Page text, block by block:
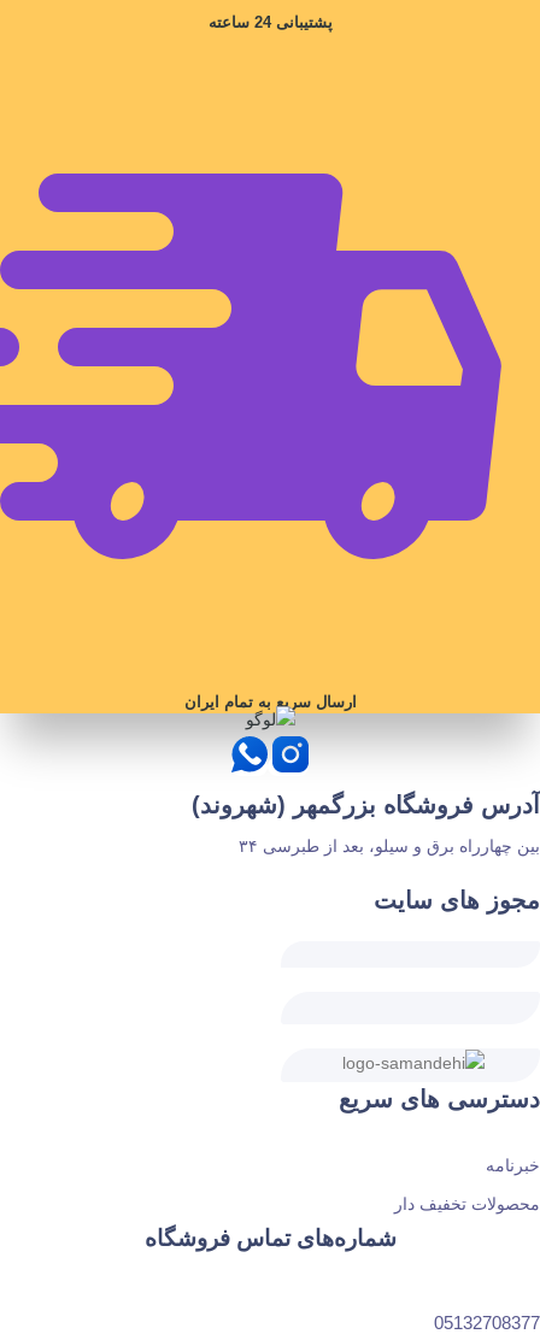
پشتیبانی 24 ساعته
ارسال سریع به تمام ایران
آدرس فروشگاه بزرگمهر (شهروند)
بین چهارراه برق و سیلو، بعد از طبرسی ۳۴
مجوز های سایت
دسترسی های سریع
خبرنامه
محصولات تخفیف دار
شماره‌های تماس فروشگاه
05132708377